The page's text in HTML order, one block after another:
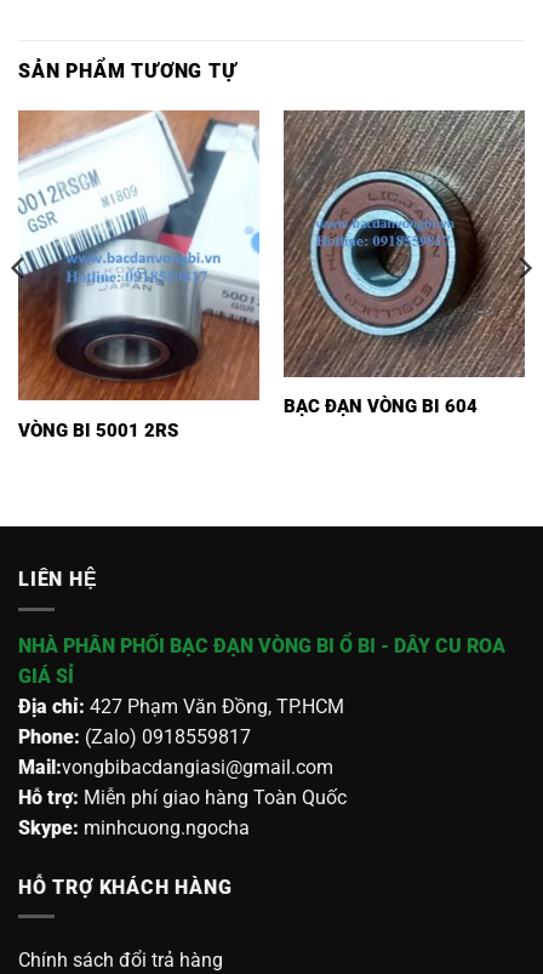
SẢN PHẨM TƯƠNG TỰ
VÒNG BI 5001 2RS
BẠC ĐẠN VÒNG BI 604
LIÊN HỆ
NHÀ PHÂN PHỐI BẠC ĐẠN VÒNG BI Ổ BI - DÂY CU ROA
GIÁ SỈ
Địa chỉ: 427 Phạm Văn Đồng, TP.HCM
Phone: (Zalo) 0918559817
Mail:vongbibacdangiasi@gmail.com
Hỗ trợ: Miễn phí giao hàng Toàn Quốc
Skype: minhcuong.ngocha
HỖ TRỢ KHÁCH HÀNG
Chính sách đổi trả hàng